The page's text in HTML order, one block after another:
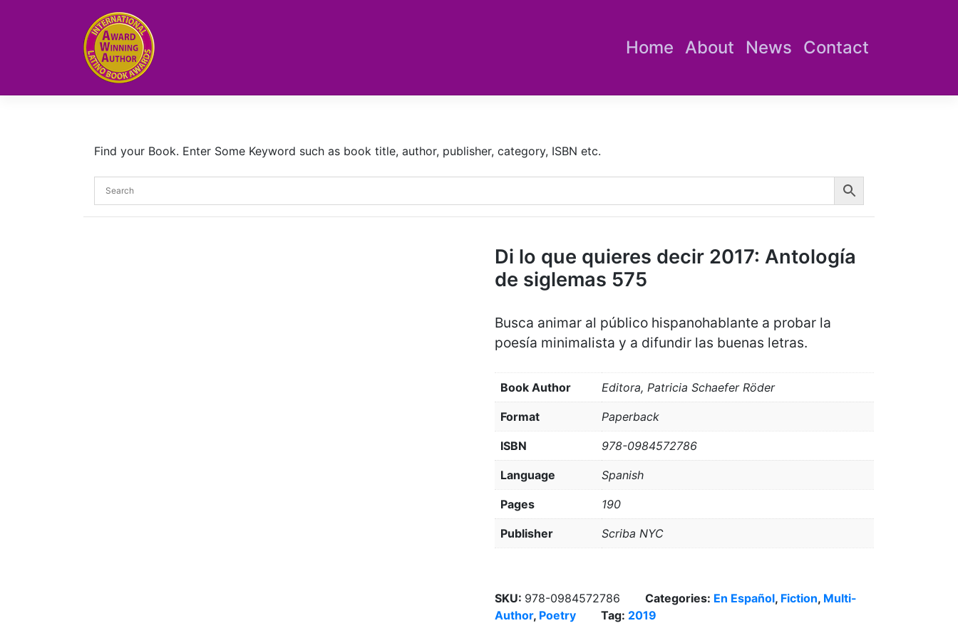
Home About News Contact
Find your Book. Enter Some Keyword such as book title, author, publisher, category, ISBN etc.
Di lo que quieres decir 2017: Antología
de siglemas 575
Busca animar al público hispanohablante a probar la
poesía minimalista y a difundir las buenas letras.
Book Author Editora, Patricia Schaefer Röder
Format Paperback
ISBN 978-0984572786
Language Spanish
Pages 190
Publisher Scriba NYC
SKU: 978-0984572786 Categories: En Español, Fiction, Multi-
Author, Poetry Tag: 2019